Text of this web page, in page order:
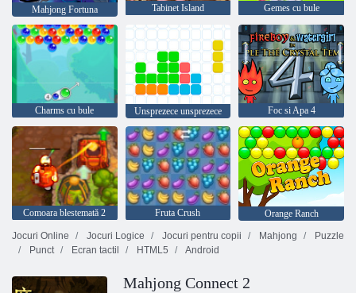
Mahjong Fortuna Tabinet Island Gemes cu bule
Charms cu bule Unsprezece unsprezece Foc si Apa 4
Comoara blestemată 2 Fruta Crush
Orange Ranch
Jocuri Online
Jocuri Logice Jocuri pentru copii Mahjong
Puzzle
Punct
Ecran tactil HTML5 Android
Mahjong Connect 2